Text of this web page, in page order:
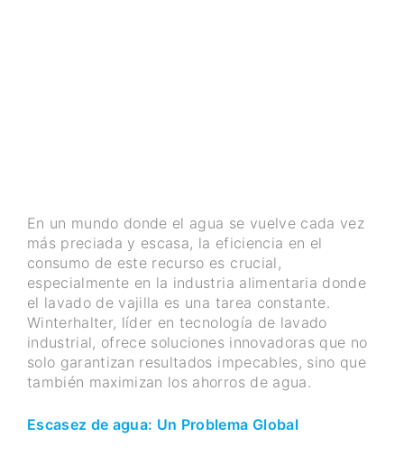
En un mundo donde el agua se vuelve cada vez
más preciada y escasa, la eficiencia en el
consumo de este recurso es crucial,
especialmente en la industria alimentaria donde
el lavado de vajilla es una tarea constante.
Winterhalter, líder en tecnología de lavado
industrial, ofrece soluciones innovadoras que no
solo garantizan resultados impecables, sino que
también maximizan los ahorros de agua.
Escasez de agua: Un Problema Global